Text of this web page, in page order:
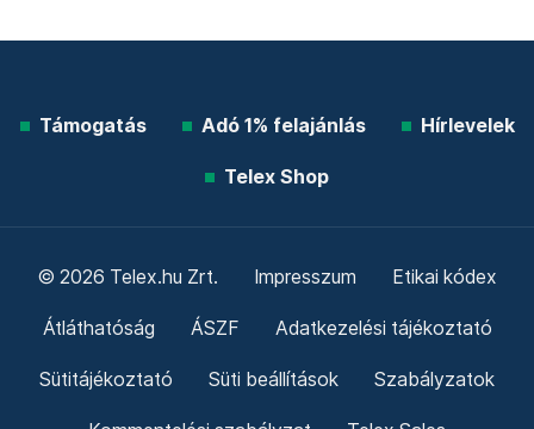
Támogatás Adó 1% felajánlás Hírlevelek
Telex Shop
© 2026 Telex.hu Zrt. Impresszum Etikai kódex
Átláthatóság ÁSZF Adatkezelési tájékoztató
Sütitájékoztató Süti beállítások Szabályzatok